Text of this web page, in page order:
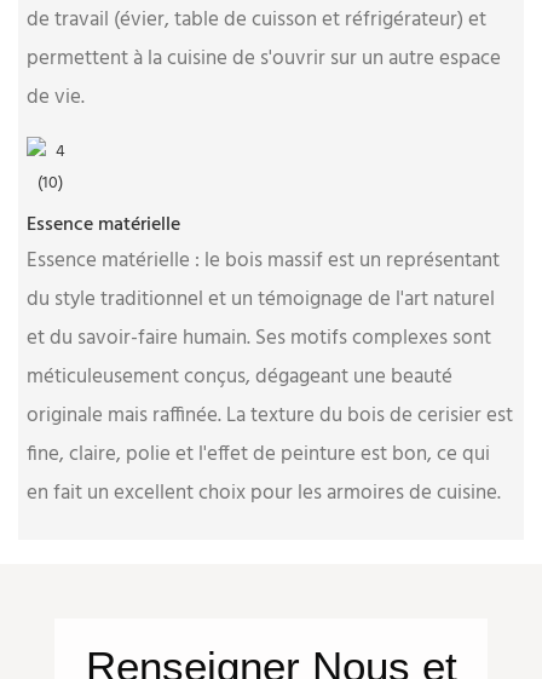
de travail (évier, table de cuisson et réfrigérateur) et
permettent à la cuisine de s'ouvrir sur un autre espace
de vie.
Essence matérielle
Essence matérielle : le bois massif est un représentant
du style traditionnel et un témoignage de l'art naturel
et du savoir-faire humain. Ses motifs complexes sont
méticuleusement conçus, dégageant une beauté
originale mais raffinée. La texture du bois de cerisier est
fine, claire, polie et l'effet de peinture est bon, ce qui
en fait un excellent choix pour les armoires de cuisine.
Renseigner Nous et